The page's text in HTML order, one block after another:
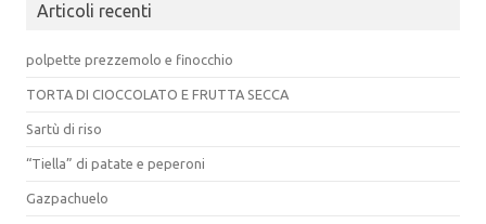
Articoli recenti
polpette prezzemolo e finocchio
TORTA DI CIOCCOLATO E FRUTTA SECCA
Sartù di riso
“Tiella” di patate e peperoni
Gazpachuelo